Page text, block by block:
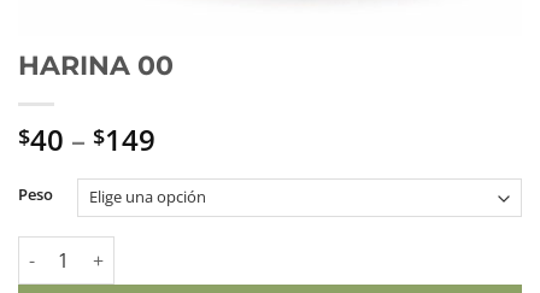
HARINA 00
$40 – $149
Peso
HARINA 00 cantidad